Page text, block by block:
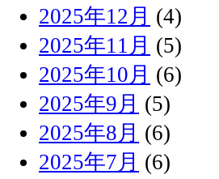
2025年12月 (4)
2025年11月 (5)
2025年10月 (6)
2025年9月 (5)
2025年8月 (6)
2025年7月 (6)